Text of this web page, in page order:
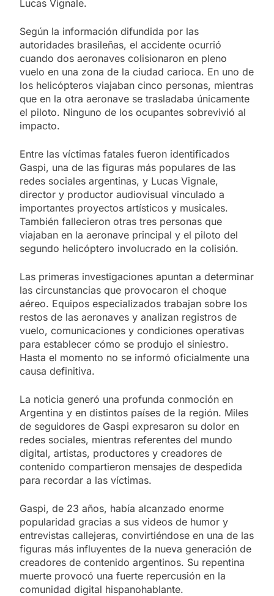
Lucas Vignale.
Según la información difundida por las
autoridades brasileñas, el accidente ocurrió
cuando dos aeronaves colisionaron en pleno
vuelo en una zona de la ciudad carioca. En uno de
los helicópteros viajaban cinco personas, mientras
que en la otra aeronave se trasladaba únicamente
el piloto. Ninguno de los ocupantes sobrevivió al
impacto.
Entre las víctimas fatales fueron identificados
Gaspi, una de las figuras más populares de las
redes sociales argentinas, y Lucas Vignale,
director y productor audiovisual vinculado a
importantes proyectos artísticos y musicales.
También fallecieron otras tres personas que
viajaban en la aeronave principal y el piloto del
segundo helicóptero involucrado en la colisión.
Las primeras investigaciones apuntan a determinar
las circunstancias que provocaron el choque
aéreo. Equipos especializados trabajan sobre los
restos de las aeronaves y analizan registros de
vuelo, comunicaciones y condiciones operativas
para establecer cómo se produjo el siniestro.
Hasta el momento no se informó oficialmente una
causa definitiva.
La noticia generó una profunda conmoción en
Argentina y en distintos países de la región. Miles
de seguidores de Gaspi expresaron su dolor en
redes sociales, mientras referentes del mundo
digital, artistas, productores y creadores de
contenido compartieron mensajes de despedida
para recordar a las víctimas.
Gaspi, de 23 años, había alcanzado enorme
popularidad gracias a sus videos de humor y
entrevistas callejeras, convirtiéndose en una de las
figuras más influyentes de la nueva generación de
creadores de contenido argentinos. Su repentina
muerte provocó una fuerte repercusión en la
comunidad digital hispanohablante.